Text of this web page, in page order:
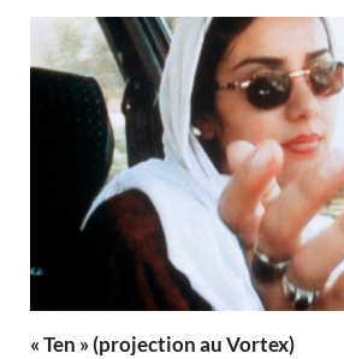
« Ten » (projection au Vortex)